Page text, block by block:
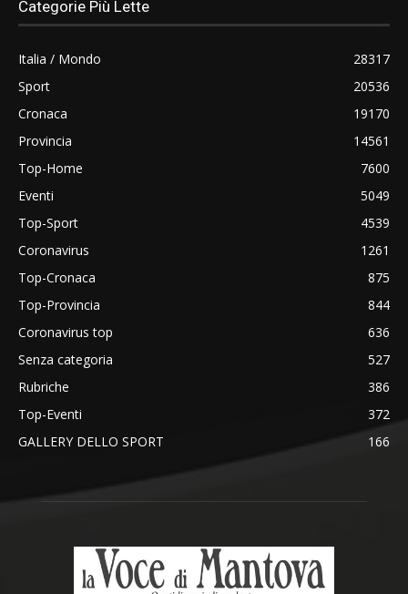
Categorie Più Lette
Italia / Mondo
28317
Sport
20536
Cronaca
19170
Provincia
14561
Top-Home
7600
Eventi
5049
Top-Sport
4539
Coronavirus
1261
Top-Cronaca
875
Top-Provincia
844
Coronavirus top
636
Senza categoria
527
Rubriche
386
Top-Eventi
372
GALLERY DELLO SPORT
166